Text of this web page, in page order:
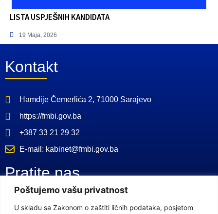
Poštujemo vašu privatnost
U skladu sa Zakonom o zaštiti ličnih podataka, posjetom
LISTA USPJEŠNIH KANDIDATA
19 Maja, 2026
Kontakt
Hamdije Čemerlića 2, 71000 Sarajevo
https://fmbi.gov.ba
+387 33 21 29 32
E-mail: kabinet@fmbi.gov.ba
Pratite nas
Facebook Stranica